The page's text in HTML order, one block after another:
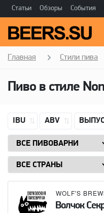
Статьи Обзоры События
Главная Стили пива
Пиво в стиле Non-
IBU ABV
Волчок